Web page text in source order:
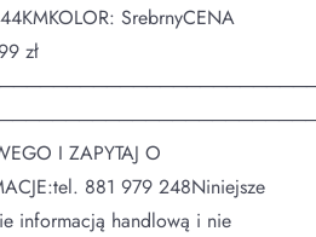
SrebrnyCENA
zł
I ZAPYTAJ O
881 979 248Niniejsze
informacją handlową i nie